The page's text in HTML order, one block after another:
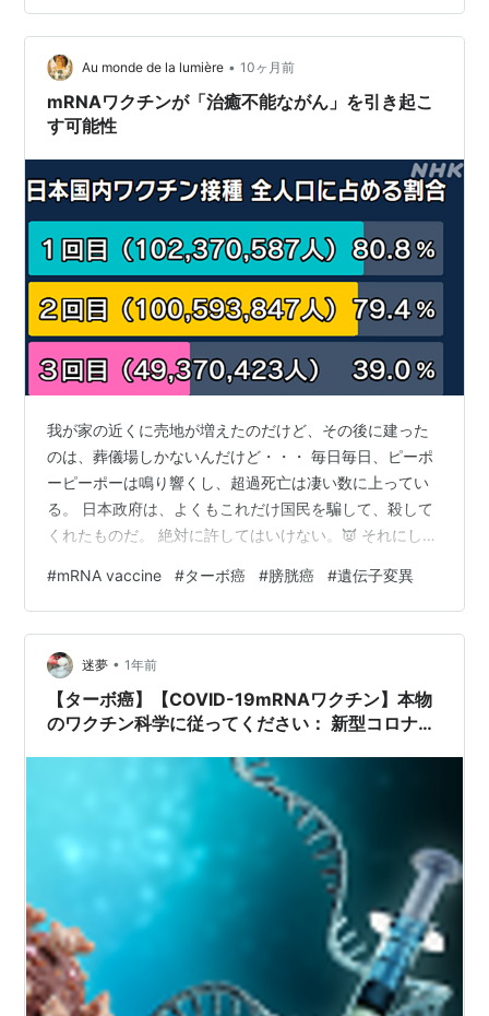
した コロワクで、精巣癌、卵巣癌を発症、全身麻痺、死
亡、数え上げたらきりがない程の被害者が出ています。
マジでアメリカでも問題になってるよっ！
pic.twitter.com/RQPc…
Au monde de la lumière • 10ヶ月前
mRNAワクチンが「治癒不能ながん」を引き起こ
す可能性
我が家の近くに売地が増えたのだけど、その後に建った
のは、葬儀場しかないんだけど・・・ 毎日毎日、ピーポ
ーピーポーは鳴り響くし、超過死亡は凄い数に上ってい
る。 日本政府は、よくもこれだけ国民を騙して、殺して
くれたものだ。 絶対に許してはいけない。👿 それにして
続けて、疲れるわ。これを推し進めた政治家、製薬会社
や医師が逮捕され死刑になっても、殺された国民は戻ら
ない😑いったい、どう責任を取る気なのだろうか🤔 コロ
ナ毒チンを注射した日本人数は80％超＝一億二百三十七
万人超 三回接種者は4千九百三十七万人超＝ターボ癌リ
スクが高い人 mRNAワクチンが、人…
#mRNA vaccine #ターボ癌 #膀胱癌 #遺伝子変異
迷夢 • 1年前
【ターボ癌】【COVID-19mRNAワクチン】本物
のワクチン科学に従ってください： 新型コロナウ
せ、ターボがんを一気に感染させる可能性がある
ことが研究で明らかになりました